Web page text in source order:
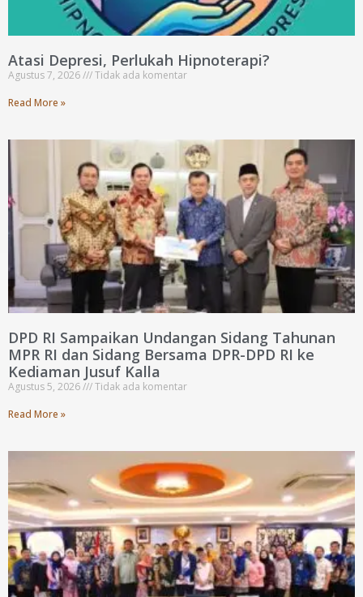
Atasi Depresi, Perlukah Hipnoterapi?
Agustus 7, 2026
Tidak ada komentar
Read More »
DPD RI Sampaikan Undangan Sidang Tahunan
MPR RI dan Sidang Bersama DPR-DPD RI ke
Kediaman Jusuf Kalla
Agustus 5, 2026
Tidak ada komentar
Read More »